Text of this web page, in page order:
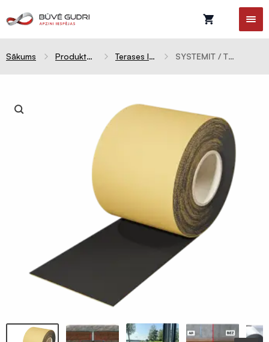
Sākums Produktu kategorijas Terases lentas EPDM SYSTEMIT / TERRACE Core 50 terases karkasa lenta (20m rullis) 081181-18
Celtniecības
Hidroizolācijas
Celtniecības
membrāna